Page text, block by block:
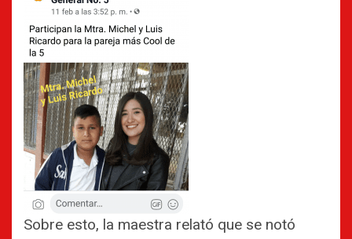
Sobre esto, la maestra relató que se notó